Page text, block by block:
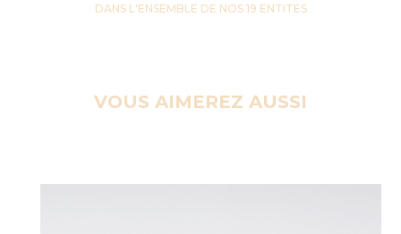
DANS L'ENSEMBLE DE NOS 19 ENTITES
VOUS AIMEREZ AUSSI